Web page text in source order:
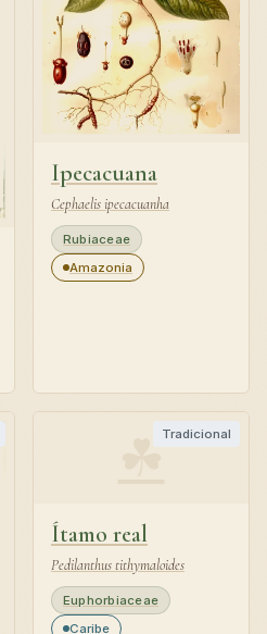
Ipecacuana
Cephaelis ipecacuanha
Rubiaceae
Amazonia
Tradicional
☘
Ítamo real
Pedilanthus tithymaloides
Euphorbiaceae
Caribe